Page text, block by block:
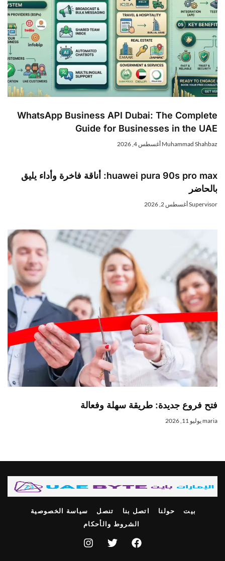
WhatsApp Business API Dubai: The Complete
Guide for Businesses in the UAE
Muhammad Shahbaz أغسطس 4, 2026
huawei pura 90s pro max: أناقة فاخرة وأداء يليق
بالحاضر
Supervisorأغسطس 2, 2026
فتح فروع جديدة: طريقة سهلة وفعالة
mariaيوليو 11, 2026
بيت حولنا اتصل بنا تنصل
سياسة الخصوصية
الشروط والأحكام